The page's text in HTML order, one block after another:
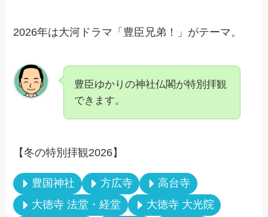
2026年は大河ドラマ「豊臣兄弟！」がテーマ。
豊臣ゆかりの神社仏閣が特別拝観
できます。
【冬の特別拝観2026】
豊国神社 方広寺
高台寺
大徳寺 法堂・経堂
大徳寺 大光院